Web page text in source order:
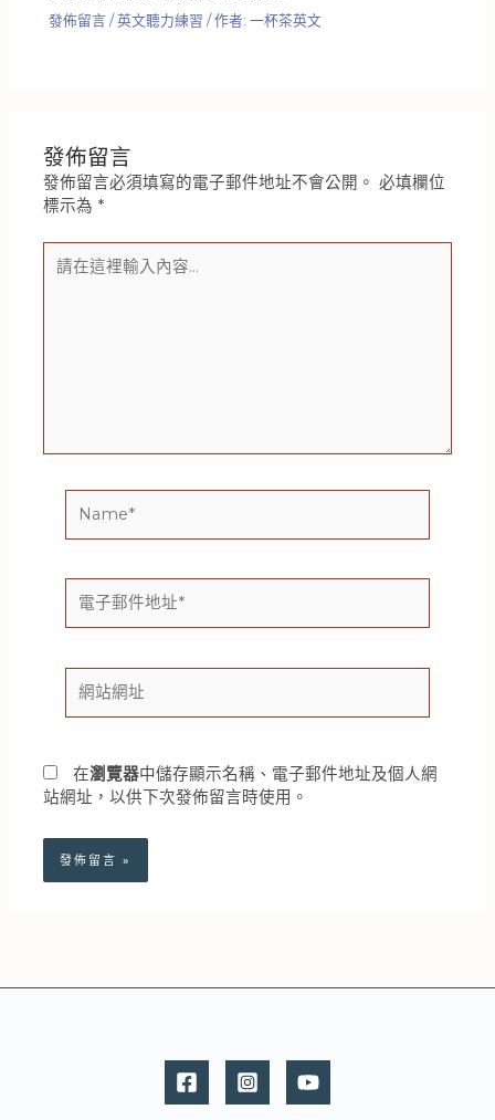
發佈留言 /英文聽力練習 / 作者:一杯茶英文
發佈留言
發佈留言必須填寫的電子郵件地址不會公開。 必填欄位
標示為 *
在
子
地
址
站
網
在瀏覽器中儲存顯示名稱、電子郵件地址及個人網
站網址，以供下次發佈留言時使用。